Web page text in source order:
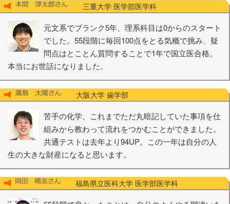
三重大学 医学部医学科
元文系でブランク5年、理系科目は0からのスタート
でした。55段階に毎回100点をとる気概で挑み、疑
問点はとことん質問することで1年で国立医合格。
本当にお世話になりました。
大阪大学 歯学部
苦手の化学、これまでただ丸暗記していた事項を仕
組みから教わって流れをつかむことができました。
共通テストは去年より94UP。この一年は自分の人
生の大きな財産になると思います。
福島県立医科大学 医学部医学科